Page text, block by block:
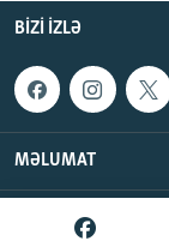
BIZI IZLƏ
MƏLUMAT